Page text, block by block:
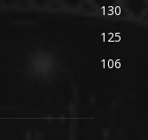
130
125
106